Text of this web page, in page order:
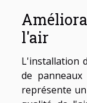
l'air
L'installation
de
représente